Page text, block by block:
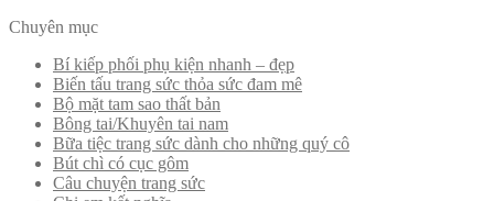
Chuyên mục
Bí kiếp phối phụ kiện nhanh – đẹp
Biến tấu trang sức thỏa sức đam mê
Bộ mặt tam sao thất bản
Bông tai/Khuyên tai nam
Bữa tiệc trang sức dành cho những quý cô
Bút chì có cục gôm
Câu chuyện trang sức